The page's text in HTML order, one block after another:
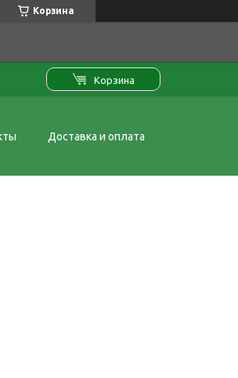
Корзина
Корзина
Доставка и оплата